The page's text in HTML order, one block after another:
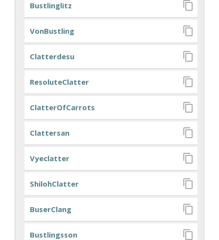
Bustlinglitz
VonBustling
Clatterdesu
ResoluteClatter
ClatterOfCarrots
Clattersan
Vyeclatter
ShilohClatter
BuserClang
Bustlingsson